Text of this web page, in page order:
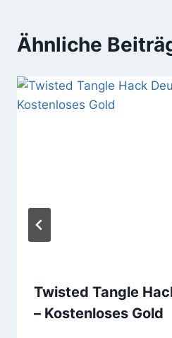
Ähnliche
Twisted Tangle
– Kostenloses Gold